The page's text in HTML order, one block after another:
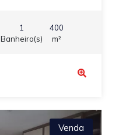
1
Banheiro(s)
400
m²
Venda